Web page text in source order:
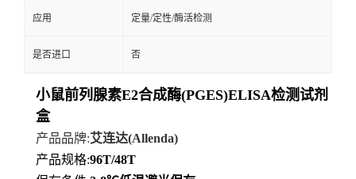
应用 定量/定性/酶活检测
是否进口 否
小鼠前列腺素E2合成酶(PGES)ELISA检测试剂
盒
产品品牌:艾连达(Allenda)
产品规格:96T/48T